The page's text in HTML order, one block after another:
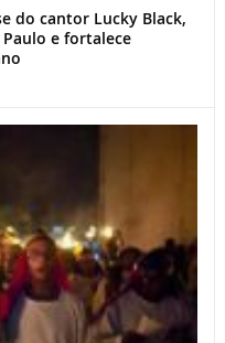
do cantor Lucky Black,
Paulo e fortalece